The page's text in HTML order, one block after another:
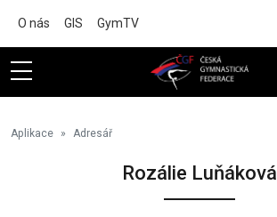
O nás GIS GymTV
Aplikace Adresář
Rozálie Luňáková